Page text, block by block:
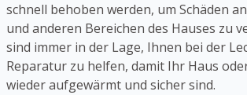
schnell behoben werden, um Schäden
und anderen Bereichen des Hauses zu
sind immer in der Lage, Ihnen bei der
Reparatur zu helfen, damit Ihr Haus
wieder aufgewärmt und sicher sind.